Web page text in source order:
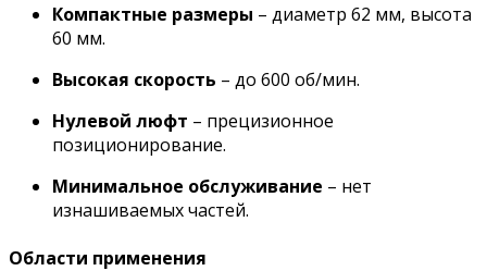
Компактные размеры – диаметр 62 мм, высота
60 мм.
Высокая скорость – до 600 об/мин.
Нулевой люфт – прецизионное
позиционирование.
Минимальное обслуживание – нет
изнашиваемых частей.
Области применения